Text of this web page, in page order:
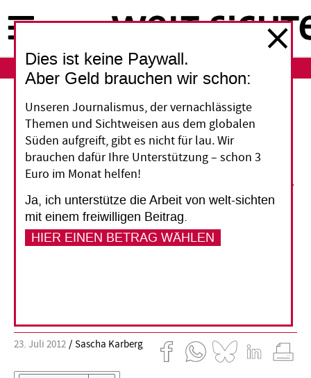
zum
Inhalt
Apotheke der Armen
Indische Pharma-Firmen versorgen die halbe
Welt mit preiswerten Medikamenten, denn sie
konnten Jahrzehnte lang unter Missachtung des
Patentschutzes von westlichen Firmen
entwickelte Mittel nachahmen. Das ist vorbei –
in Indien gelten seit 2005 internationale
23. Juli 2012 Sascha Karberg
Dies ist keine Paywall.
Aber Geld brauchen wir schon:
Unseren Journalismus, der vernachlässigte
Themen und Sichtweisen aus dem globalen
Süden aufgreift, gibt es nicht für lau. Wir
brauchen dafür Ihre Unterstützung – schon 3
Euro im Monat helfen!
Ja, ich unterstütze die Arbeit von welt-sichten
mit einem freiwilligen Beitrag.
HIER EINEN BETRAG WÄHLEN